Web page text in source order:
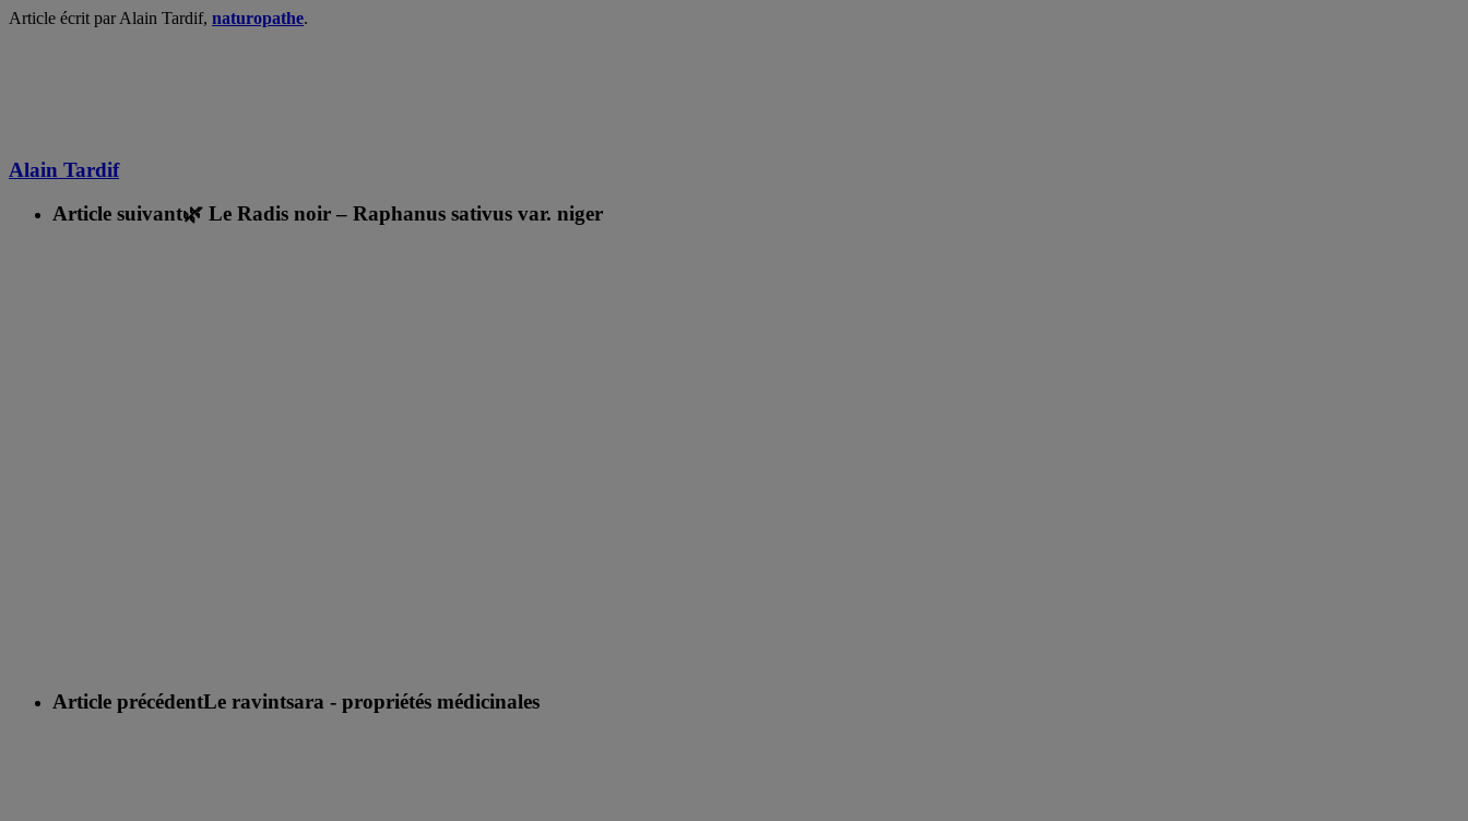
Article écrit par Alain Tardif, naturopathe.
Alain Tardif
Article suivant🌿 Le Radis noir – Raphanus sativus var. niger
Article précédentLe ravintsara - propriétés médicinales